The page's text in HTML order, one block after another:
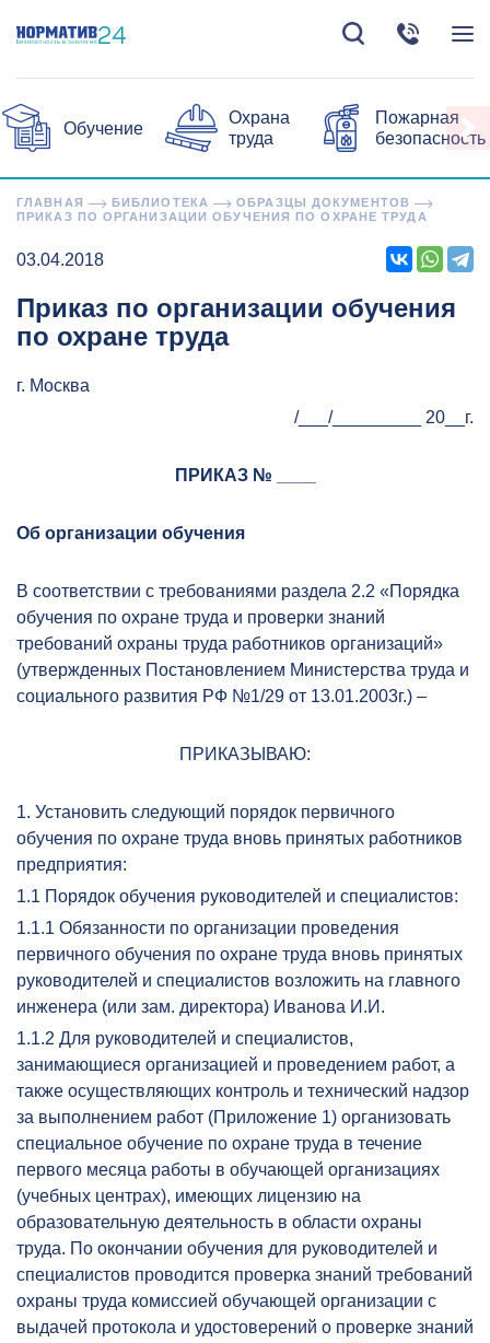
Обучение
Охрана
труда
Пожарная
безопасность
ГЛАВНАЯ БИБЛИОТЕКА
ОБРАЗЦЫ ДОКУМЕНТОВ
ПРИКАЗ ПО ОРГАНИЗАЦИИ ОБУЧЕНИЯ ПО ОХРАНЕ ТРУДА
03.04.2018
Приказ по организации обучения
по охране труда
г. Москва
/___/_________ 20__г.
ПРИКАЗ № ____
Об организации обучения
В соответствии с требованиями раздела 2.2 «Порядка
обучения по охране труда и проверки знаний
требований охраны труда работников организаций»
(утвержденных Постановлением Министерства труда и
социального развития РФ №1/29 от 13.01.2003г.) –
ПРИКАЗЫВАЮ:
1. Установить следующий порядок первичного
обучения по охране труда вновь принятых работников
предприятия:
1.1 Порядок обучения руководителей и специалистов:
1.1.1 Обязанности по организации проведения
первичного обучения по охране труда вновь принятых
руководителей и специалистов возложить на главного
инженера (или зам. директора) Иванова И.И.
1.1.2 Для руководителей и специалистов,
занимающиеся организацией и проведением работ, а
также осуществляющих контроль и технический надзор
за выполнением работ (Приложение 1) организовать
специальное обучение по охране труда в течение
первого месяца работы в обучающей организациях
(учебных центрах), имеющих лицензию на
образовательную деятельность в области охраны
труда. По окончании обучения для руководителей и
специалистов проводится проверка знаний требований
охраны труда комиссией обучающей организации с
выдачей протокола и удостоверений о проверке знаний